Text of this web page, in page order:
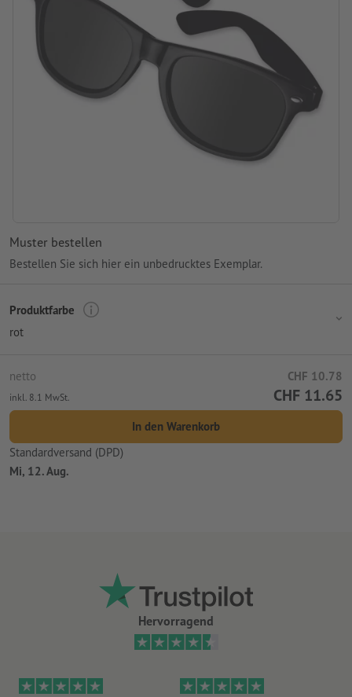
Muster bestellen
Bestellen Sie sich hier ein unbedrucktes Exemplar.
Produktfarbe
rot
netto CHF 10.78
inkl. 8.1 MwSt. CHF 11.65
In den Warenkorb
Standardversand (DPD)
Mi, 12. Aug.
Hervorragend